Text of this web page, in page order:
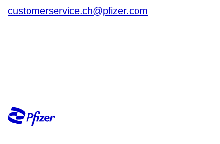
customerservice.ch@pfizer.com